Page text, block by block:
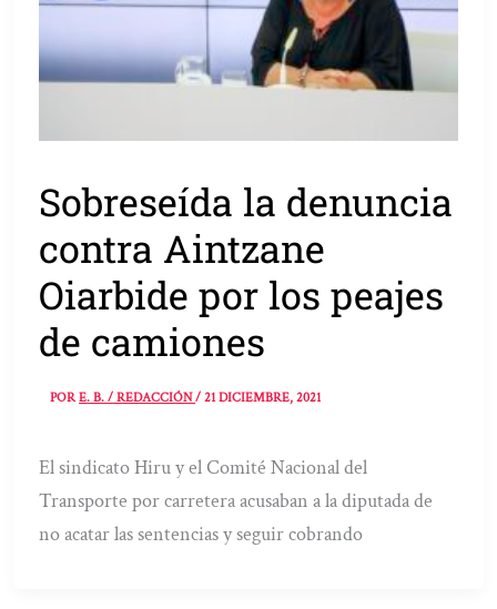
Sobreseída la denuncia
contra Aintzane
Oiarbide por los peajes
de camiones
PORE. B. / REDACCIÓN/21 DICIEMBRE, 2021
El sindicato Hiru y el Comité Nacional del
Transporte por carretera acusaban a la diputada de
no acatar las sentencias y seguir cobrando